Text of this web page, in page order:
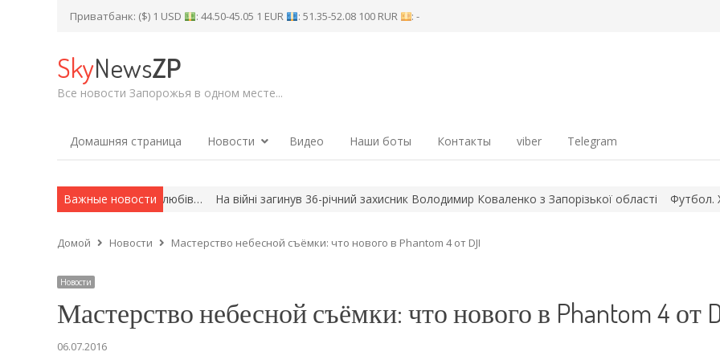
Приватбанк: ($) 1 USD : 44.50-45.05 1 EUR : 51.35-52.08 100 RUR : -
SkyNewsZP
Все новости Запорожья в одном месте...
Домашняя страница Новости Видео Наши боты Контакты viber Telegram
Важные новости
тисячі шлюбів… На війні загинув 36-річний захисник Володимир Коваленко з Запорізької області Футбол. Хто сьогодні
Домой Новости Мастерство небесной съёмки: что нового в Phantom 4 от DJI
Новости
Мастерство небесной съёмки: что нового в Phantom 4 от
06.07.2016